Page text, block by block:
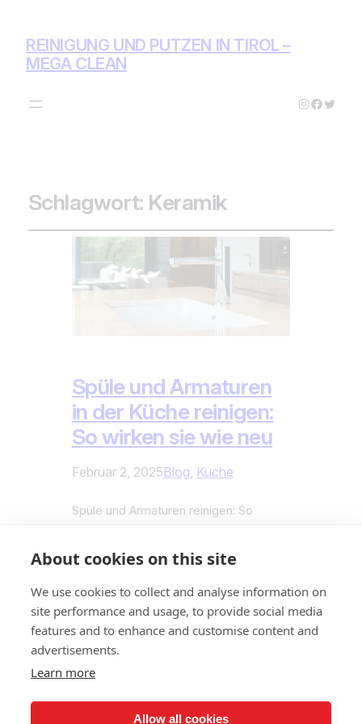
REINIGUNG UND PUTZEN IN TIROL –
MEGA CLEAN
Instagram
Twitter
Schlagwort: Keramik
Spüle und Armaturen
in der Küche reinigen:
So wirken sie wie neu
Februar 2, 2025Blog, Küche
Spüle und Armaturen reinigen: So
täglich im Einsatz – und das hinterlässt
Spuren. Kalkablagerungen,
Wasserflecken, Fett und Essensreste
setzen sich schnell fest und lassen die
wirken. Mit der richtigen Reinigung und
Pflege bleiben deine Spüle und
About cookies on this site
We use cookies to collect and analyse information on
site performance and usage, to provide social media
features and to enhance and customise content and
advertisements.
Learn more
Allow all cookies